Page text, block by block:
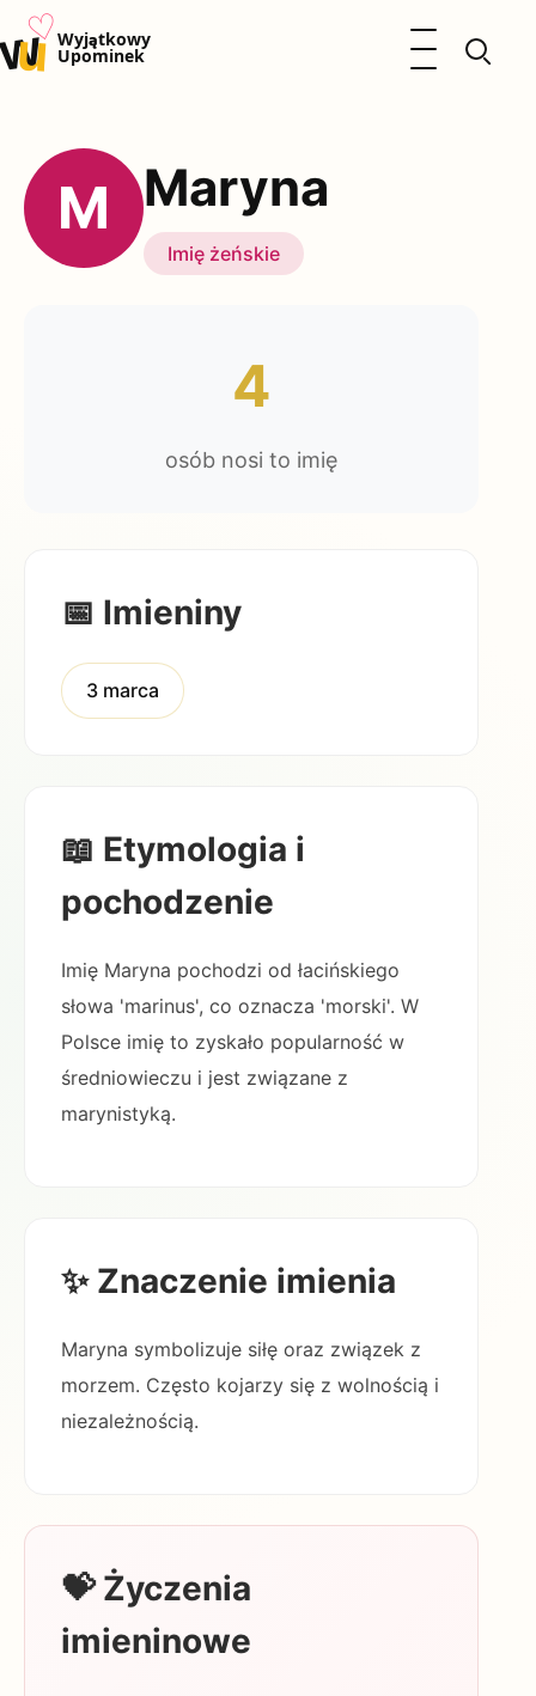
u♡Wyjątkowy
Upominek
Otwórz menu
Kalendarz Imienin
Kobieta
Okazje
Katalog prezentów
M Maryna
Imię żeńskie
4
osób nosi to imię
📅 Imieniny
3 marca
📖 Etymologia i
pochodzenie
Imię Maryna pochodzi od łacińskiego
słowa 'marinus', co oznacza 'morski'. W
Polsce imię to zyskało popularność w
średniowieczu i jest związane z
marynistyką.
✨ Znaczenie imienia
Maryna symbolizuje siłę oraz związek z
morzem. Często kojarzy się z wolnością i
niezależnością.
💝 Życzenia
imieninowe